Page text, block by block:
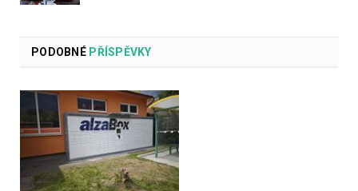
PODOBNÉPŘÍSPĚVKY